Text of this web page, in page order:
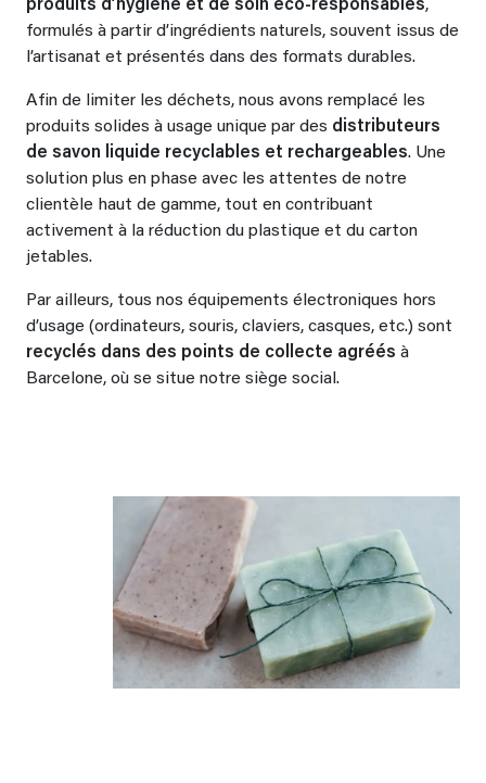
produits d’hygiène et de soin éco-responsables,
formulés à partir d’ingrédients naturels, souvent issus de
l’artisanat et présentés dans des formats durables.
Afin de limiter les déchets, nous avons remplacé les
produits solides à usage unique par des distributeurs
de savon liquide recyclables et rechargeables. Une
solution plus en phase avec les attentes de notre
clientèle haut de gamme, tout en contribuant
activement à la réduction du plastique et du carton
jetables.
Par ailleurs, tous nos équipements électroniques hors
d’usage (ordinateurs, souris, claviers, casques, etc.) sont
recyclés dans des points de collecte agréés à
Barcelone, où se situe notre siège social.